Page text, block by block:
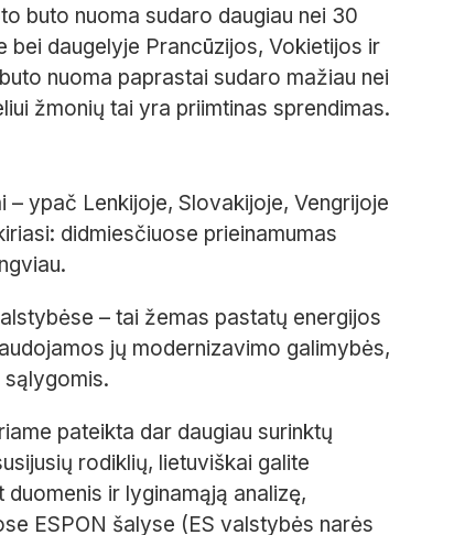
buto nuoma sudaro daugiau nei 30
bei daugelyje Prancūzijos, Vokietijos ir
nuoma paprastai sudaro mažiau nei
žmonių tai yra priimtinas sprendimas.
ypač Lenkijoje, Slovakijoje, Vengrijoje
didmiesčiuose prieinamumas
– tai žemas pastatų energijos
jų modernizavimo galimybės,
pateikta dar daugiau surinktų
rodiklių, lietuviškai galite
ir lyginamąją analizę,
ESPON šalyse (ES valstybės narės